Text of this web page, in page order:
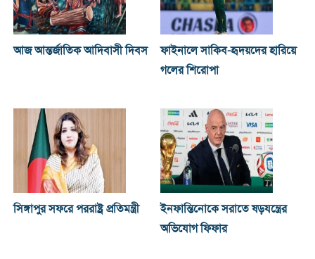
আজ আন্তর্জাতিক আদিবাসী দিবস
ফাইনালে সাকিব-হৃদয়দের হারিয়ে
গলের শিরোপা
সিঙ্গাপুর সফরে পররাষ্ট্র প্রতিমন্ত্রী
ইনফান্তিনোকে সরাতে ষড়যন্ত্রের
অভিযোগ ফিফার